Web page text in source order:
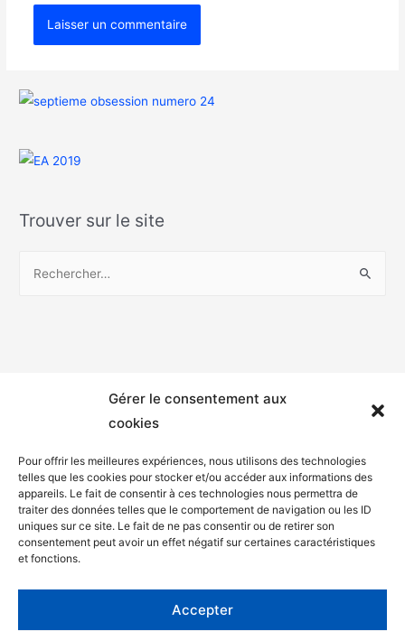
Gérer le consentement aux
cookies
Pour offrir les meilleures expériences, nous utilisons des technologies
telles que les cookies pour stocker et/ou accéder aux informations des
appareils. Le fait de consentir à ces technologies nous permettra de
traiter des données telles que le comportement de navigation ou les ID
uniques sur ce site. Le fait de ne pas consentir ou de retirer son
consentement peut avoir un effet négatif sur certaines caractéristiques
et fonctions.
Accepter
Trouver sur le site
Mentions légales
Politique de confidentialité